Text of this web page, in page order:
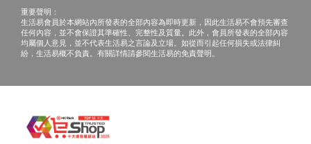
$500 豐澤電子禮券
游離甲狀腺素
促甲狀腺激素
游離三碘甲狀腺素
嗜酸性白血球
嗜酸性白血球計數
重要聲明：
生活易會員於本網站內所發表的全部內容為即時更新，因此生活易不會預先審查
任何內容，並不會保證其準確性、完整性及質量。此外，會員所發表的全部內容
均屬個人意見，並不代表生活易之言論及立場。如從而引起任何損失或法律糾
紛，生活易概不負責。有關詳情請參閱生活易的免責聲明。